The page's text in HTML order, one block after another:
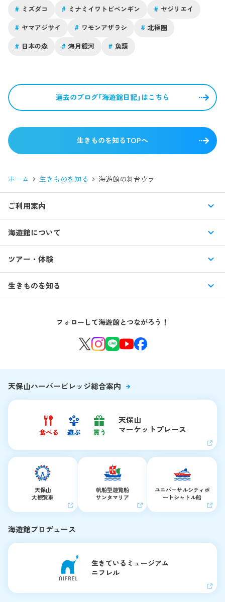
# ミズダコ # ミナミイワトビペンギン # ヤジリエイ
# ヤマアジサイ # ワモンアザラシ # 北極圏
# 日本の森 # 海月銀河 # 魚類
過去のブログ「海遊館日記」はこちら
生きものを知るTOPへ
ホーム 生きものを知る 海遊館の舞台ウラ
ご利用案内
入館料・その他チケット
交通アクセス・駐車場
館内情報
よくある質問・お問い合わせ
海遊館について
特別企画展
はじめての海遊館
ツアー・体験
海遊館ガイドツアー
音声ガイド / 海遊館探検隊 すたんぷノート
生きものたちのお食事タイム
生きものを知る
環境保全への取り組みフォローして海遊館とつながろう！
天保山ハーバービレッジ総合案内
天保山
マーケットプレース
天保山
大観覧車
帆船型遊覧船
サンタマリア
ユニバーサルシティ ポ
ートシャトル船
海遊館プロデュース
生きているミュージアム
ニフレル